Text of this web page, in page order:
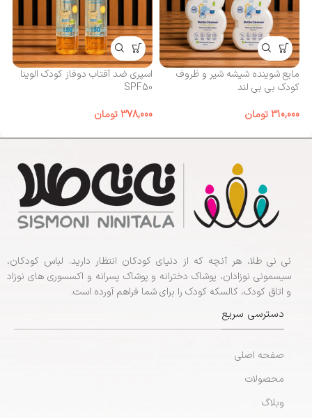
مایع شوینده شیشه شیر و ظروف
کودک بی‌ بی لند
310,000تومان
اسپری ضد آفتاب دوفاز کودک الوینا
SPF50
378,000تومان
نی نی طلا، هر آنچه که از دنیای کودکان انتظار دارید. لباس کودکان،
سیسمونی نوزادان، پوشاک دخترانه و پوشاک پسرانه و اکسسوری های نوزاد
و اتاق کودک، کالسکه کودک را برای شما فراهم آورده است.
دسترسی سریع
صفحه اصلی
محصولات
وبلاگ